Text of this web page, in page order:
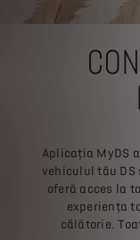
Aplicația MyDS
vehiculul tău
oferă acces la
experiența
călătorie.